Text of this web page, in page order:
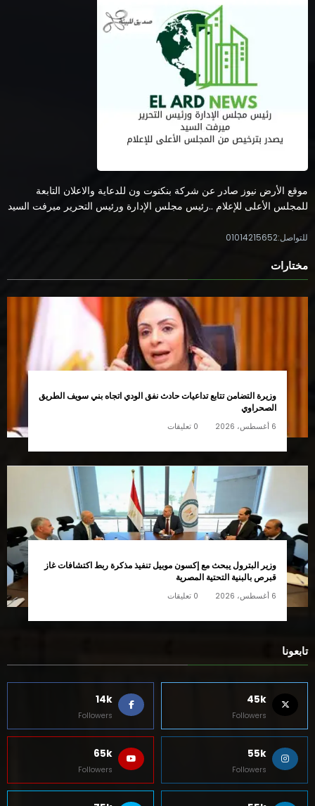
موقع الأرض نيوز صادر عن شركة بنكنوت ون للدعاية والاعلان التابعة
للمجلس الأعلى للإعلام ..رئيس مجلس الإدارة ورئيس التحرير ميرفت السيد
للتواصل:01014215652
مختارات
وزيرة التضامن تتابع تداعيات حادث نفق الودي اتجاه بني سويف الطريق
الصحراوي
6 أغسطس، 2026 0 تعليقات
وزير البترول يبحث مع إكسون موبيل تنفيذ مذكرة ربط اكتشافات غاز
قبرص بالبنية التحتية المصرية
6 أغسطس، 2026 0 تعليقات
تابعونا
45k
Followers
14k
Followers
55k
Followers
65k
Followers